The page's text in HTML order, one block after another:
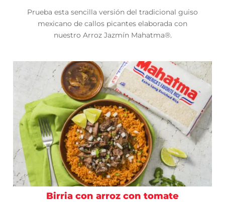
Prueba esta sencilla versión del tradicional guiso
mexicano de callos picantes elaborada con
nuestro Arroz Jazmín Mahatma®.
Birria con arroz con tomate